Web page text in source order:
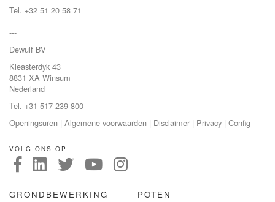
Tel. +32 51 20 58 71
---
Dewulf BV
Kleasterdyk 43
8831 XA Winsum
Nederland
Tel. +31 517 239 800
Openingsuren | Algemene voorwaarden | Disclaimer | Privacy | Config
VOLG ONS OP
GRONDBEWERKING POTEN